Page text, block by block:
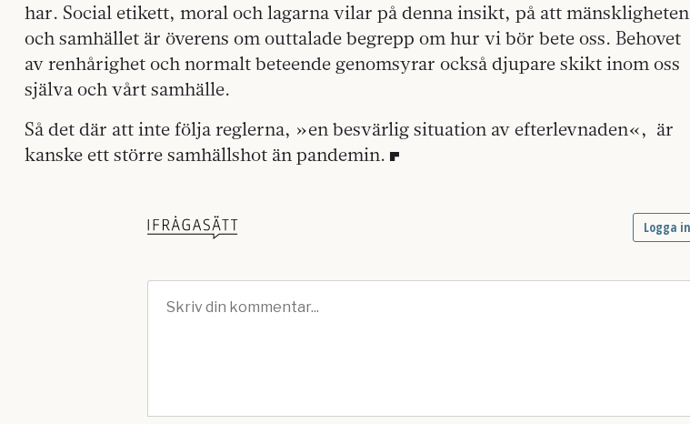
har. Social etikett, moral och lagarna vilar på denna insikt, på att mänskligheten
och samhället är överens om outtalade begrepp om hur vi bör bete oss. Behovet
av renhårighet och normalt beteende genomsyrar också djupare skikt inom oss
själva och vårt samhälle.
Så det där att inte följa reglerna, »en besvärlig situation av efterlevnaden«, är
kanske ett större samhällshot än pandemin.